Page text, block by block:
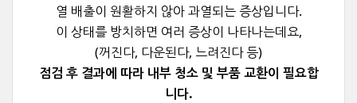
열 배출이 원활하지 않아 과열되는 증상입니다.
이 상태를 방치하면 여러 증상이 나타나는데요,
(꺼진다, 다운된다, 느려진다 등)
점검 후 결과에 따라 내부 청소 및 부품 교환이 필요합
니다.